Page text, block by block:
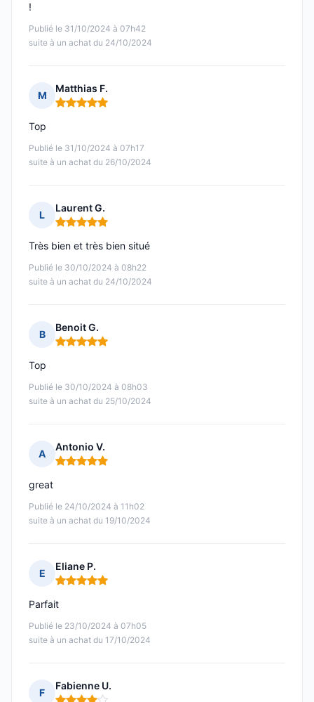
Publié le 31/10/2024 à 07h42
suite à un achat du 24/10/2024
!
M
Matthias F.
Note : 5 sur 5
Publié le 31/10/2024 à 07h17
suite à un achat du 26/10/2024
Top
L
Laurent G.
Note : 5 sur 5
Publié le 30/10/2024 à 08h22
suite à un achat du 24/10/2024
Très bien et très bien situé
B
Benoit G.
Note : 5 sur 5
Publié le 30/10/2024 à 08h03
suite à un achat du 25/10/2024
Top
A
Antonio V.
Note : 5 sur 5
Publié le 24/10/2024 à 11h02
suite à un achat du 19/10/2024
great
E
Eliane P.
Note : 5 sur 5
Publié le 23/10/2024 à 07h05
suite à un achat du 17/10/2024
Parfait
F
Fabienne U.